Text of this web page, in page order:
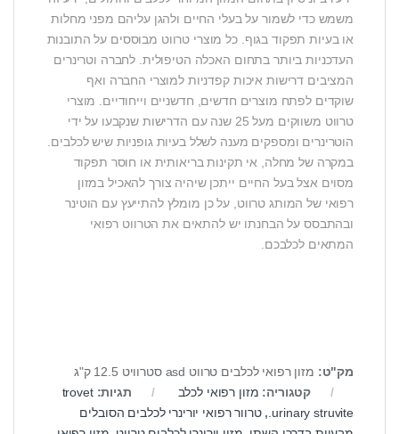
משמש כדי לשמור על בעלי החיים ולהגן עליהם מפני מחלות
או בעיות תפקוד בגוף. כל מוצרי טרווט מבוססים על התובנות
העדכניות ביותר בתחום האכלה הטיפולית. לחברה וטרינרים
המציבים דרישות איכות קפדניות למוצרי החברה ואף
שוקדים לפתח מוצרים חדשים, חדשניים וייחודיים. מוצרי
טרווט משווקים מעל 25 שנה עם הדרישות שנקבעו על ידי
הוטרינרים ומספקים מענה לשלל בעיות גופניות שיש לכלבים.
במקרה של מחלה, אי תקינות בריאותית או חוסר תפקוד
מסוים אצל בעל החיים ייתכן שיהיה צורך להאכיל במזון
רפואי של המותג טרווט, על כן מומלץ להתייעץ עם הוטינר
ובהתבסס על הבחנתו יש להתאים את הטרווט רפואי
המתאים לכלבכם.
מק"ט: מזון רפואי לכלבים טרווט asd סטרוויט 12.5 ק"ג
קטגוריה: מזון רפואי לכלב תגיות:trovet
urinary struvite.
,טרוור רפואי יורינרי לכלבים הסובלים